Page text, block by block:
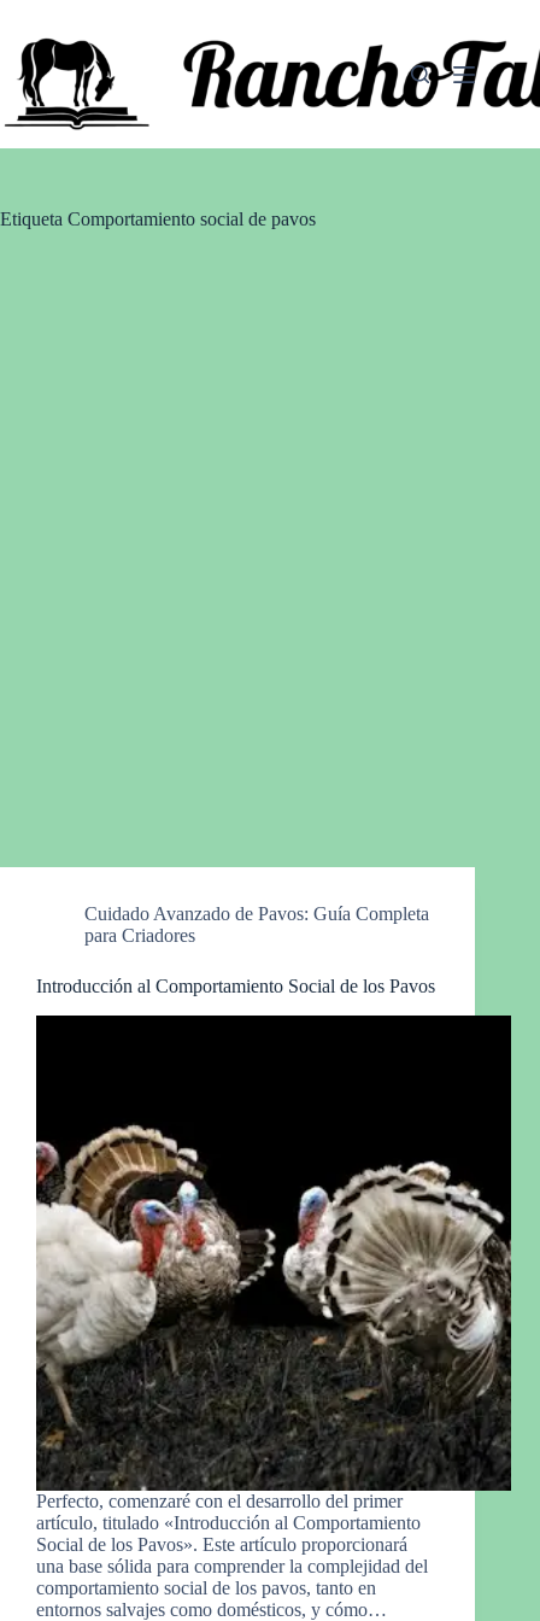
contenido
Etiqueta Comportamiento social de pavos
Cuidado Avanzado de Pavos: Guía Completa
para Criadores
Introducción al Comportamiento Social de los Pavos
Perfecto, comenzaré con el desarrollo del primer
artículo, titulado «Introducción al Comportamiento
Social de los Pavos». Este artículo proporcionará
una base sólida para comprender la complejidad del
comportamiento social de los pavos, tanto en
entornos salvajes como domésticos, y cómo…